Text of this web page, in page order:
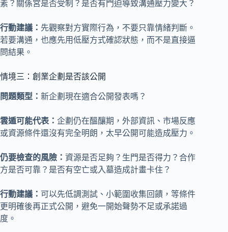
素？關係宮是否受制？是否有門迫導致溝通壓力變大？
行動建議： 先觀察對方實際行為，不要只靠情緒判斷。
若要溝通，也應先用低壓方式確認狀態，而不是直接逼
問結果。
情境三：創業企劃是否該公開
問題類型： 新企劃現在適合公開發表嗎？
雲遁可能代表： 企劃仍在醞釀期，外部資訊、市場反應
或資源條件還沒有完全明朗，太早公開可能造成壓力。
仍要檢查的風險： 資源是否足夠？生門是否得力？合作
方是否可靠？是否有空亡或入墓造成計畫卡住？
行動建議： 可以先低調測試、小範圍收集回饋，等條件
更明確後再正式公開，避免一開始聲勢不足或承諾過
度。